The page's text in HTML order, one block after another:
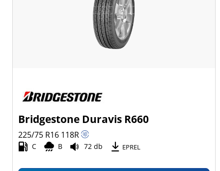
Bridgestone Duravis R660
225/75 R16 118R
C B 72 db EPREL